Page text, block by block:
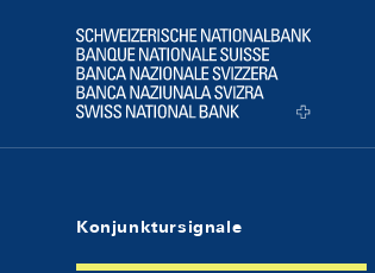
Logo
Konjunktursignale